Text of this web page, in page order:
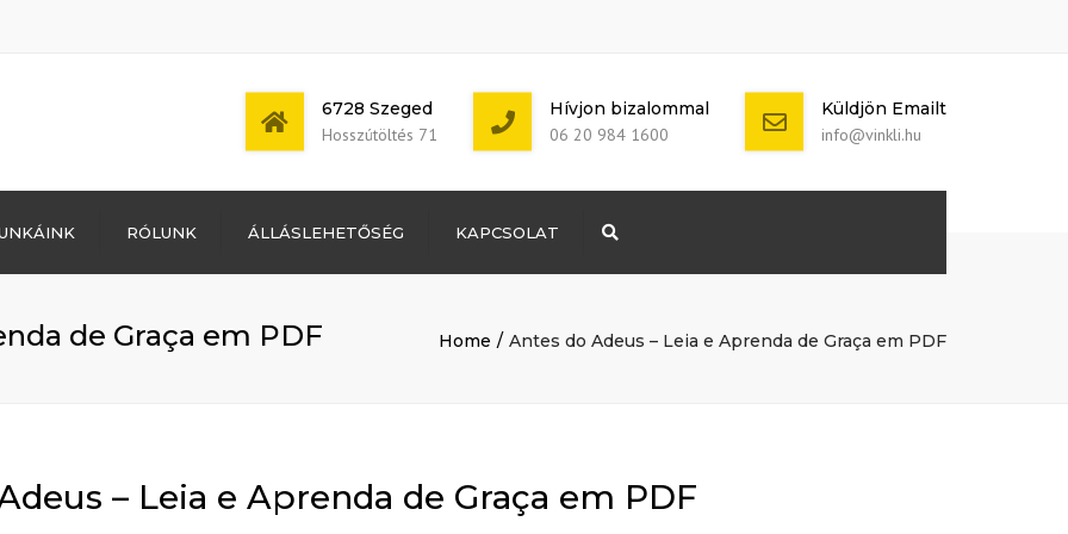
Bejegyzések
WordPress
Mon - Sat: 7:00 -
+ 386 40 111
6728 Szeged
Hosszútöltés 71
Hívjon bizalommal
06 20 984 1600
Küldjön Emailt
info@vinkli.hu
RÓLUNK ÁLLÁSLEHETŐSÉG KAPCSOLAT
de Graça em PDF Home Antes do Adeus – Leia e Aprenda de Graça em PDF
– Leia e Aprenda de Graça em PDF